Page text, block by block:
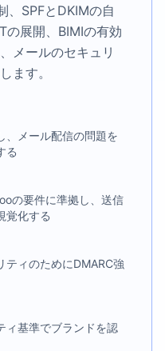
、SPFとDKIMの自
の展開、BIMIの有効
メールのセキュリ
ます。
、メール配信の問題を
る
の要件に準拠し、送信
覚化する
ティのためにDMARC強
ィ基準でブランドを認